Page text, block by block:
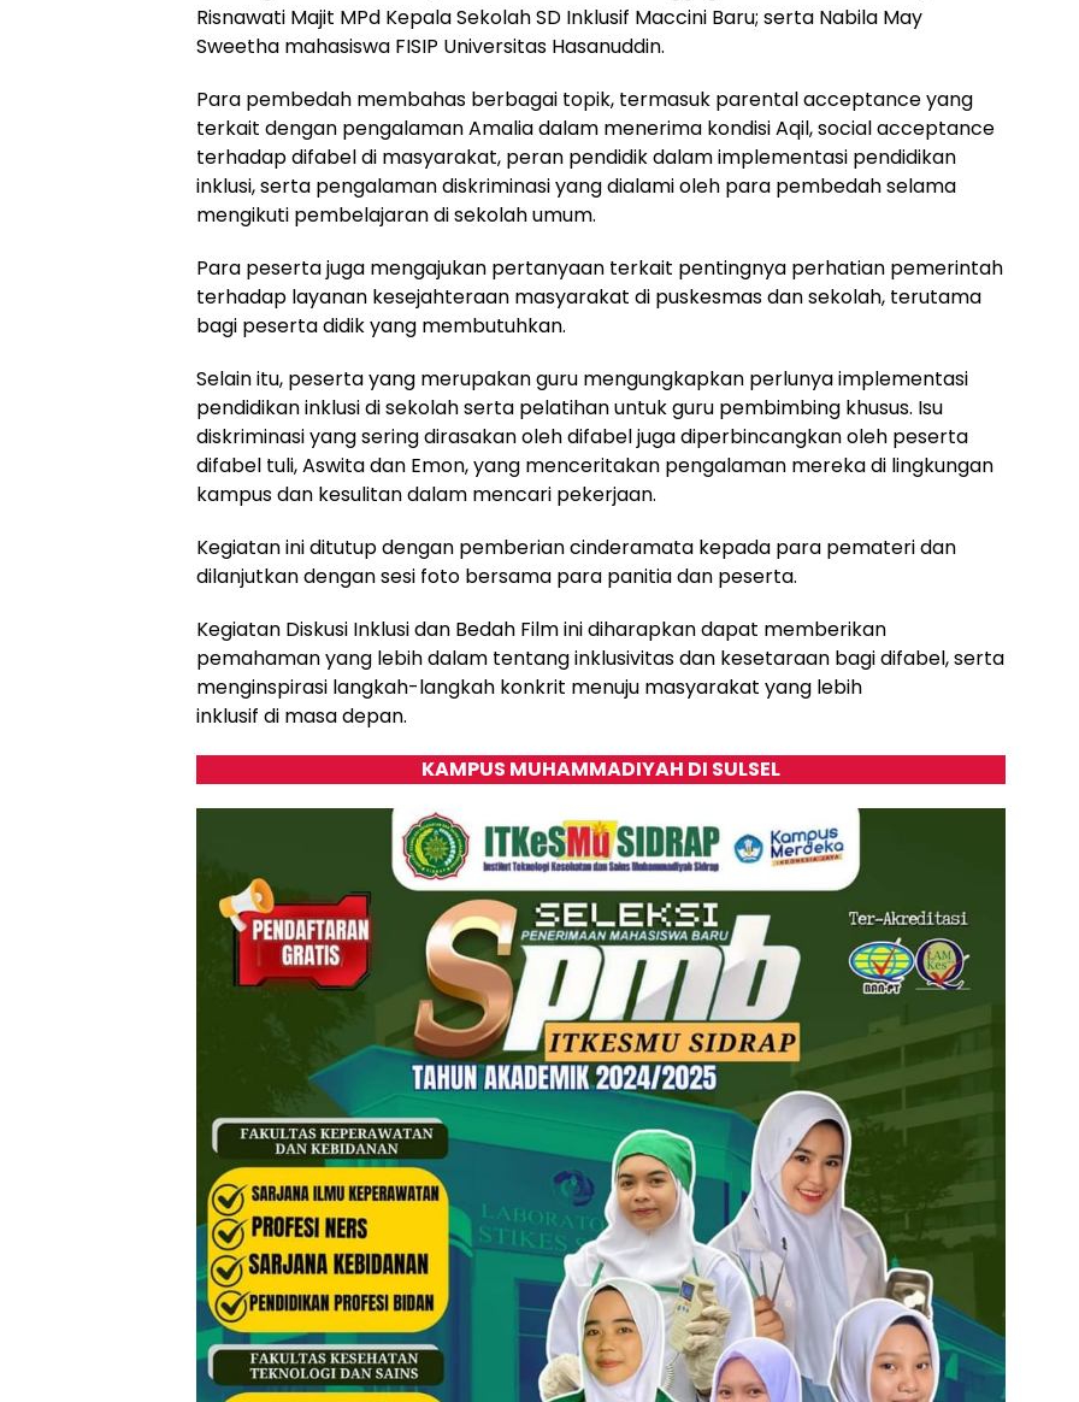
Risnawati Majit MPd Kepala Sekolah SD Inklusif Maccini Baru; serta Nabila May
Sweetha mahasiswa FISIP Universitas Hasanuddin.
Para pembedah membahas berbagai topik, termasuk parental acceptance yang
terkait dengan pengalaman Amalia dalam menerima kondisi Aqil, social acceptance
terhadap difabel di masyarakat, peran pendidik dalam implementasi pendidikan
inklusi, serta pengalaman diskriminasi yang dialami oleh para pembedah selama
mengikuti pembelajaran di sekolah umum.
Para peserta juga mengajukan pertanyaan terkait pentingnya perhatian pemerintah
terhadap layanan kesejahteraan masyarakat di puskesmas dan sekolah, terutama
bagi peserta didik yang membutuhkan.
Selain itu, peserta yang merupakan guru mengungkapkan perlunya implementasi
pendidikan inklusi di sekolah serta pelatihan untuk guru pembimbing khusus. Isu
diskriminasi yang sering dirasakan oleh difabel juga diperbincangkan oleh peserta
difabel tuli, Aswita dan Emon, yang menceritakan pengalaman mereka di lingkungan
kampus dan kesulitan dalam mencari pekerjaan.
Kegiatan ini ditutup dengan pemberian cinderamata kepada para pemateri dan
dilanjutkan dengan sesi foto bersama para panitia dan peserta.
Kegiatan Diskusi Inklusi dan Bedah Film ini diharapkan dapat memberikan
pemahaman yang lebih dalam tentang inklusivitas dan kesetaraan bagi difabel, serta
menginspirasi langkah-langkah konkrit menuju masyarakat yang lebih
inklusif di masa depan.
KAMPUS MUHAMMADIYAH DI SULSEL